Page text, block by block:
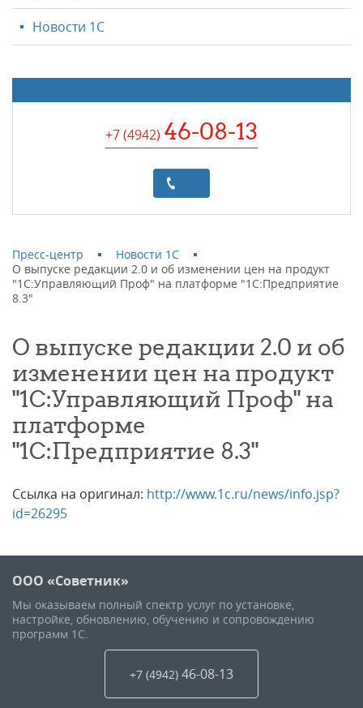
Новости 1С
+7 (4942) 46-08-13
Пресс-центр
Новости 1С
О выпуске редакции 2.0 и об изменении цен на продукт
"1С:Управляющий Проф" на платформе "1С:Предприятие
8.3"
О выпуске редакции 2.0 и об
изменении цен на продукт
"1С:Управляющий Проф" на
платформе
"1С:Предприятие 8.3"
Ссылка на оригинал: http://www.1c.ru/news/info.jsp?
id=26295
ООО «Советник»
Мы оказываем полный спектр услуг по установке,
настройке, обновлению, обучению и сопровождению
программ 1С.
+7 (4942) 46-08-13